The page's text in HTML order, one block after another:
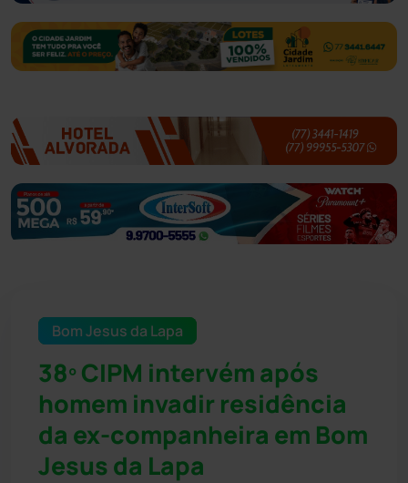
Bom Jesus da Lapa
38º CIPM intervém após
homem invadir residência
da ex-companheira em Bom
Jesus da Lapa